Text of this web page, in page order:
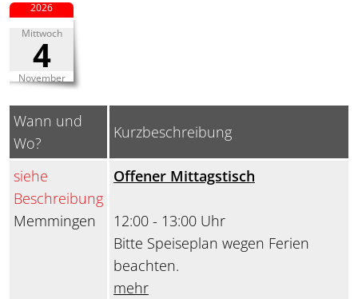
Mittwoch
4
November
2026
Wann und
Wo?
Kurzbeschreibung
siehe
Beschreibung
Memmingen
Offener Mittagstisch
12:00 - 13:00 Uhr
Bitte Speiseplan wegen Ferien
beachten.
mehr